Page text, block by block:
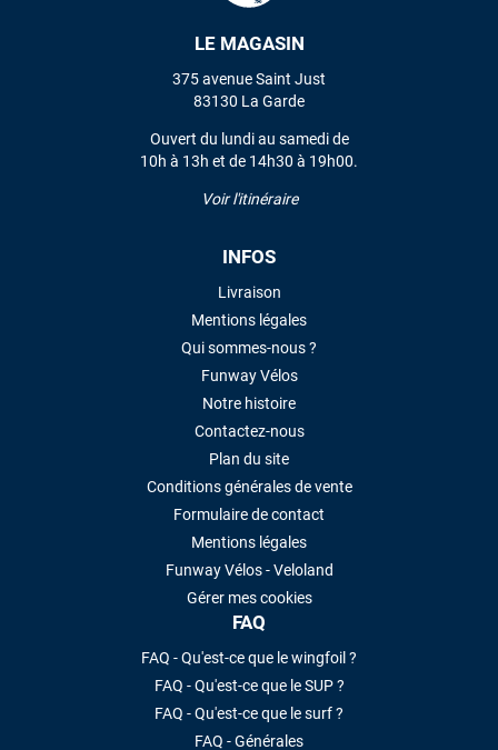
LE MAGASIN
375 avenue Saint Just
83130 La Garde
Ouvert du lundi au samedi de
10h à 13h et de 14h30 à 19h00.
Voir l'itinéraire
INFOS
Livraison
Mentions légales
Qui sommes-nous ?
Funway Vélos
Notre histoire
Contactez-nous
Plan du site
Conditions générales de vente
Formulaire de contact
Mentions légales
Funway Vélos - Veloland
Gérer mes cookies
FAQ
FAQ - Qu'est-ce que le wingfoil ?
FAQ - Qu'est-ce que le SUP ?
FAQ - Qu'est-ce que le surf ?
FAQ - Générales
VOIR TOUS LES AVIS
LAISSER UN AVIS